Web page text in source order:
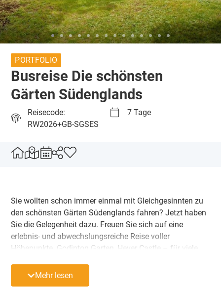
PORTFOLIO
Busreise Die schönsten
Gärten Südenglands
Reisecode:
RW2026+GB-SGSES
7 Tage
Sie wollten schon immer einmal mit Gleichgesinnten zu
den schönsten Gärten Südenglands fahren? Jetzt haben
Sie die Gelegenheit dazu. Freuen Sie sich auf eine
erlebnis- und abwechslungsreiche Reise voller
Höhepunkte. Godinton Garten, Hever Castle – für viele
Sheffield Park, Sissinghurst und Wisley Garden sind die
Garanten für eine Gartenreise der Superlative.
Mehr lesen